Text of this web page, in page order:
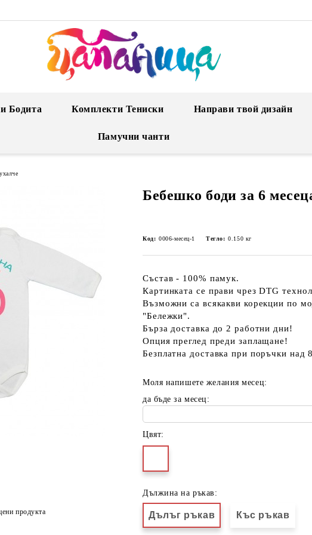
Бодита Комплекти Тениски Направи твой дизайн
Памучни чанти
Бебешко боди за 6
Код: 0006-месец-1 Тегло: 0.150 кг
Състав - 100% памук.
Картинката се прави чрез DTG
Възможни са всякакви корекции по
"Бележки".
Бърза доставка до 2 работни дни!
Опция преглед преди заплащане!
Безплатна доставка при поръчки над
Моля напишете желания месец:
да бъде за месец:
Цвят:
Дължина на ръкав:
Дълъг ръкав Къс ръкав
продукта